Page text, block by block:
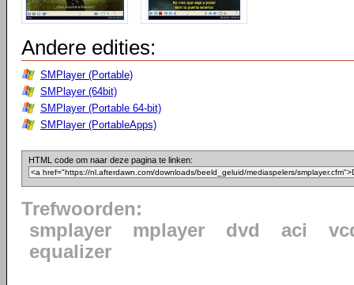
Andere edities:
SMPlayer (Portable)
SMPlayer (64bit)
SMPlayer (Portable 64-bit)
SMPlayer (PortableApps)
HTML code om naar deze pagina te linken:
Trefwoorden:
smplayer
mplayer dvd aci
equalizer